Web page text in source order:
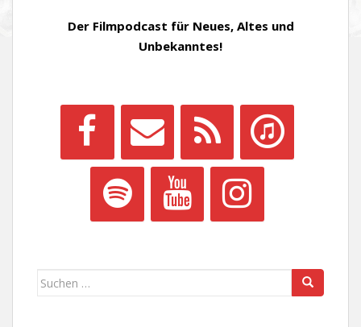
Der Filmpodcast für Neues, Altes und
Unbekanntes!
Suchen